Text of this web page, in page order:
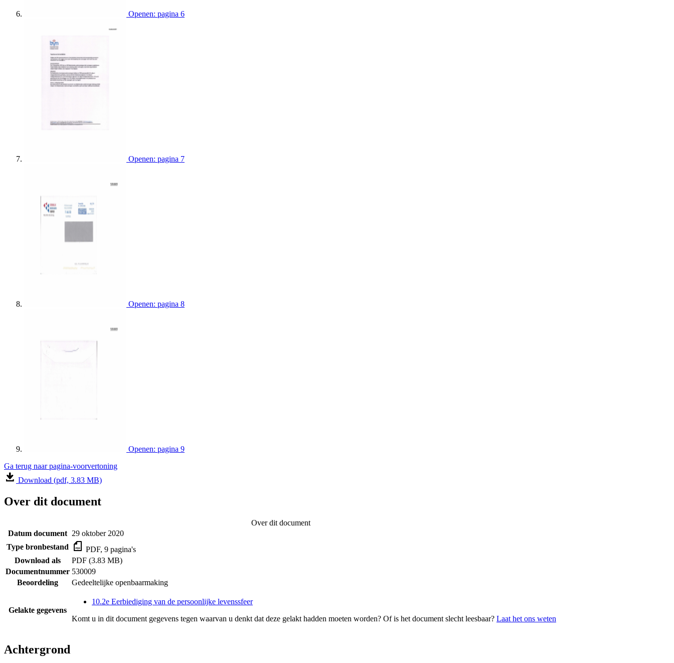
Openen: pagina 6
Openen: pagina 7
Openen: pagina 8
Openen: pagina 9
Ga terug naar pagina-voorvertoning
Download (pdf, 3.83 MB)
Over dit document
Over dit document
Datum document 29 oktober 2020
Type bronbestand
PDF, 9 pagina's
Download als
PDF (3.83 MB)
Documentnummer 530009
Beoordeling
Gedeeltelijke openbaarmaking
Gelakte gegevens
10.2e Eerbiediging van de persoonlijke levenssfeer
Komt u in dit document gegevens tegen waarvan u denkt dat deze gelakt hadden moeten worden? Of is het document slecht leesbaar? Laat het ons weten
Achtergrond